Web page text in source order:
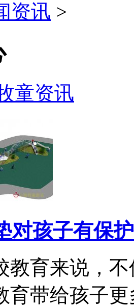
资讯 >
童资讯
对孩子有保
教育来说，
育带给孩子